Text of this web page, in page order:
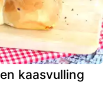
kaasvulling